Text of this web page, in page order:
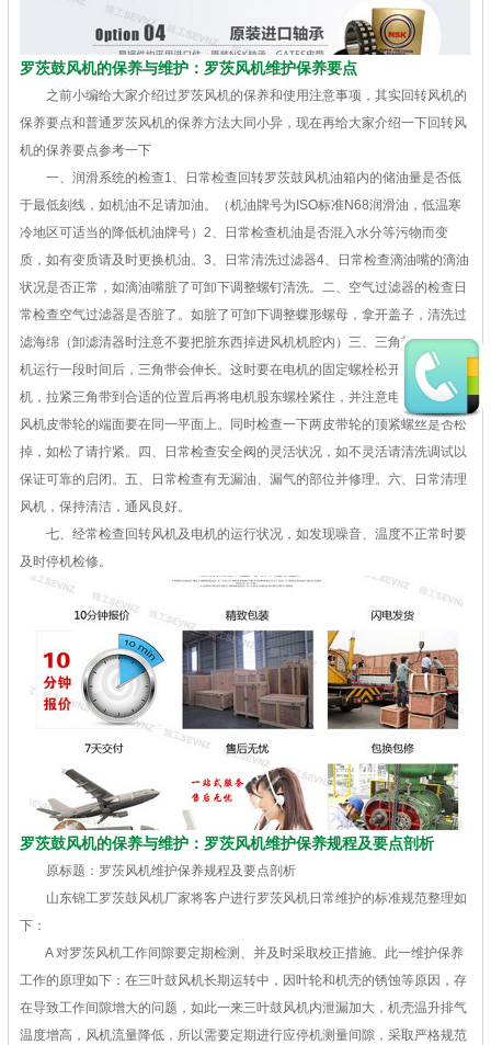
罗茨鼓风机的保养与维护：罗茨风机维护保养要点
之前小编给大家介绍过罗茨风机的保养和使用注意事项，其实回转风机的
保养要点和普通罗茨风机的保养方法大同小异，现在再给大家介绍一下回转风
机的保养要点参考一下
一、润滑系统的检查1、日常检查回转罗茨鼓风机油箱内的储油量是否低
于最低刻线，如机油不足请加油。（机油牌号为ISO标准N68润滑油，低温寒
冷地区可适当的降低机油牌号）2、日常检查机油是否混入水分等污物而变
质，如有变质请及时更换机油。3、日常清洗过滤器4、日常检查滴油嘴的滴油
状况是否正常，如滴油嘴脏了可卸下调整螺钉清洗。二、空气过滤器的检查日
常检查空气过滤器是否脏了。如脏了可卸下调整蝶形螺母，拿开盖子，清洗过
滤海绵（卸滤清器时注意不要把脏东西掉进风机机腔内）三、三角带的检查风
机运行一段时间后，三角带会伸长。这时要在电机的固定螺栓松开，移动电
机，拉紧三角带到合适的位置后再将电机股东螺栓紧住，并注意电机皮带轮和
风机皮带轮的端面要在同一平面上。同时检查一下两皮带轮的顶紧螺丝是否松
掉，如松了请拧紧。四、日常检查安全阀的灵活状况，如不灵活请清洗调试以
保证可靠的启闭。五、日常检查有无漏油、漏气的部位并修理。六、日常清理
风机，保持清洁，通风良好。
七、经常检查回转风机及电机的运行状况，如发现噪音、温度不正常时要
及时停机检修。
罗茨鼓风机的保养与维护：罗茨风机维护保养规程及要点剖析
原标题：罗茨风机维护保养规程及要点剖析
山东锦工罗茨鼓风机厂家将客户进行罗茨风机日常维护的标准规范整理如
下：
A 对罗茨风机工作间隙要定期检测、并及时采取校正措施。此一维护保养
工作的原理如下：在三叶鼓风机长期运转中，因叶轮和机壳的锈蚀等原因，存
在导致工作间隙增大的问题，如此一来三叶鼓风机内泄漏加大，机壳温升排气
温度增高，风机流量降低，所以需要定期进行应停机测量间隙，采取严格规范